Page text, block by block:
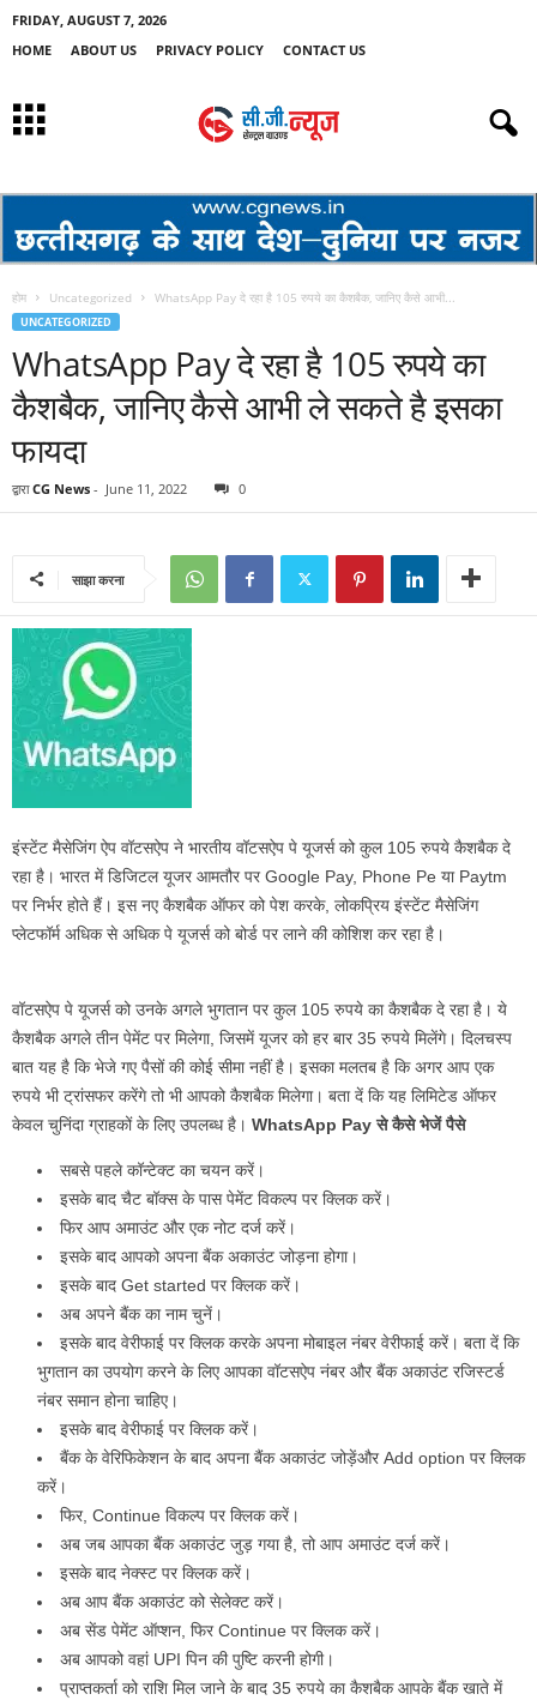
FRIDAY, AUGUST 7, 2026
HOME
ABOUT US PRIVACY POLICY CONTACT US
होम Uncategorized WhatsApp Pay दे रहा है 105 रुपये का कैशबैक, जानिए कैसे आभी...
UNCATEGORIZED
WhatsApp Pay दे रहा है 105 रुपये का
कैशबैक, जानिए कैसे आभी ले सकते है इसका
फायदा
द्वारा CG News - June 11, 2022 0
साझा करना
इंस्टेंट मैसेजिंग ऐप वॉटसऐप ने भारतीय वॉटसऐप पे यूजर्स को कुल 105 रुपये कैशबैक दे
रहा है। भारत में डिजिटल यूजर आमतौर पर Google Pay, Phone Pe या Paytm
पर निर्भर होते हैं। इस नए कैशबैक ऑफर को पेश करके, लोकप्रिय इंस्टेंट मैसेजिंग
प्लेटफॉर्म अधिक से अधिक पे यूजर्स को बोर्ड पर लाने की कोशिश कर रहा है।
वॉटसऐप पे यूजर्स को उनके अगले भुगतान पर कुल 105 रुपये का कैशबैक दे रहा है। ये
कैशबैक अगले तीन पेमेंट पर मिलेगा, जिसमें यूजर को हर बार 35 रुपये मिलेंगे। दिलचस्प
बात यह है कि भेजे गए पैसों की कोई सीमा नहीं है। इसका मलतब है कि अगर आप एक
रुपये भी ट्रांसफर करेंगे तो भी आपको कैशबैक मिलेगा। बता दें कि यह लिमिटेड ऑफर
केवल चुनिंदा ग्राहकों के लिए उपलब्ध है। WhatsApp Pay से कैसे भेजें पैसे
सबसे पहले कॉन्टेक्ट का चयन करें।
इसके बाद चैट बॉक्स के पास पेमेंट विकल्प पर क्लिक करें।
फिर आप अमाउंट और एक नोट दर्ज करें।
इसके बाद आपको अपना बैंक अकाउंट जोड़ना होगा।
इसके बाद Get started पर क्लिक करें।
अब अपने बैंक का नाम चुनें।
इसके बाद वेरीफाई पर क्लिक करके अपना मोबाइल नंबर वेरीफाई करें। बता दें कि
भुगतान का उपयोग करने के लिए आपका वॉटसऐप नंबर और बैंक अकाउंट रजिस्टर्ड
नंबर समान होना चाहिए।
इसके बाद वेरीफाई पर क्लिक करें।
बैंक के वेरिफिकेशन के बाद अपना बैंक अकाउंट जोड़ेंऔर Add option पर क्लिक
करें।
फिर, Continue विकल्प पर क्लिक करें।
अब जब आपका बैंक अकाउंट जुड़ गया है, तो आप अमाउंट दर्ज करें।
इसके बाद नेक्स्ट पर क्लिक करें।
अब आप बैंक अकाउंट को सेलेक्ट करें।
अब सेंड पेमेंट ऑप्शन, फिर Continue पर क्लिक करें।
अब आपको वहां UPI पिन की पुष्टि करनी होगी।
प्राप्तकर्ता को राशि मिल जाने के बाद 35 रुपये का कैशबैक आपके बैंक खाते में